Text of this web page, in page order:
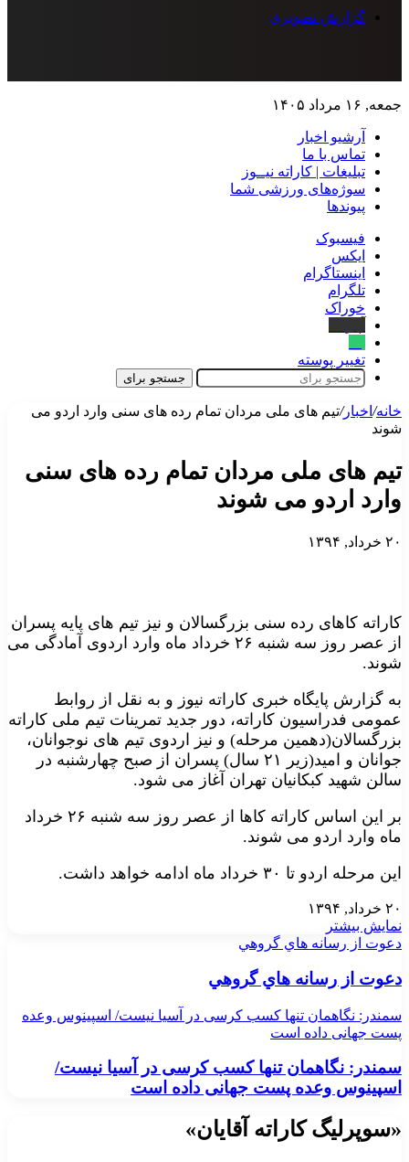
گزارش تصویری
جمعه, ۱۶ مرداد ۱۴۰۵
آرشیو اخبار
تماس‌ با‌ ما
تبلیغات | کاراته نیــوز
سوژه‌های ورزشی شما
پیوندها
فیسبوک
ایکس
اینستاگرام
تلگرام
خوراک
تغییر پوسته
جستجو برای
خانه/ اخبار/تیم های ملی مردان تمام رده های سنی وارد اردو می
شوند
تیم های ملی مردان تمام رده های سنی
وارد اردو می شوند
۲۰ خرداد, ۱۳۹۴
کاراته کاهای رده سنی بزرگسالان و نیز تیم های پایه پسران
از عصر روز سه شنبه ۲۶ خرداد ماه وارد اردوی آمادگی می
شوند.
به گزارش پایگاه خبری کاراته نیوز و به نقل از روابط
عمومی فدراسیون کاراته، دور جدید تمرینات تیم ملی کاراته
بزرگسالان(دهمین مرحله) و نیز اردوی تیم های نوجوانان،
جوانان و امید(زیر ۲۱ سال) پسران از صبح چهارشنبه در
سالن شهید کبکانیان تهران آغاز می شود.
بر این اساس کاراته کاها از عصر روز سه شنبه ۲۶ خرداد
ماه وارد اردو می شوند.
این مرحله اردو تا ۳۰ خرداد ماه ادامه خواهد داشت.
۲۰ خرداد, ۱۳۹۴
نمایش بیشتر
دعوت از رسانه هاي گروهي
دعوت از رسانه هاي گروهي
سمندر: نگاهمان تنها کسب کرسی در آسیا نیست/ اسپینوس وعده
پست جهانی داده است
سمندر: نگاهمان تنها کسب کرسی در آسیا نیست/
اسپینوس وعده پست جهانی داده است
«سوپرلیگ کاراته آقایان»